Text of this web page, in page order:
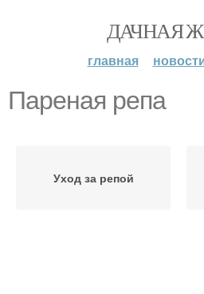
ДАЧНАЯ
главная
Пареная репа
Уход за репой